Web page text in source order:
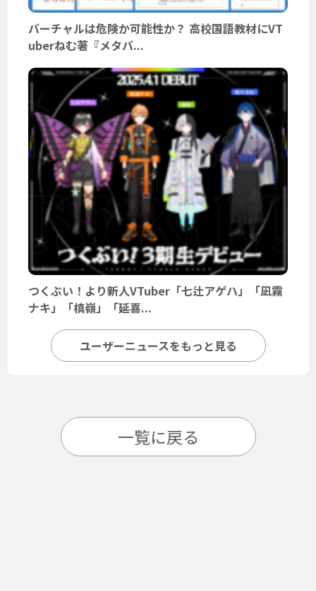
バーチャルは危険か可能性か？ 高校国語教材にVT
uberねむ著『メタバ...
つくぶい！より新人VTuber「七辻アゲハ」「凪霧
ナキ」「槙嶺」「延喜...
ユーザーニュースをもっと見る
一覧に戻る